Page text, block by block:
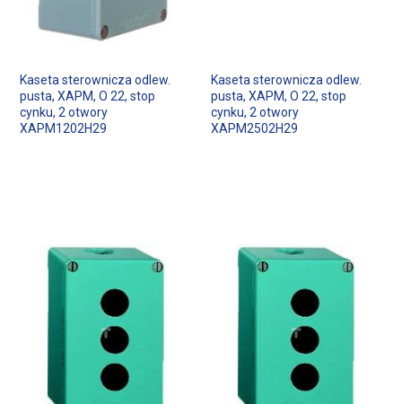
Kaseta sterownicza odlew.
pusta, XAPM, O 22, stop
cynku, 2 otwory
XAPM1202H29
Kaseta sterownicza odlew.
pusta, XAPM, O 22, stop
cynku, 2 otwory
XAPM2502H29